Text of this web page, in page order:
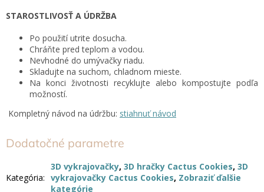
STAROSTLIVOSŤ A ÚDRŽBA
Po použití utrite dosucha.
Chráňte pred teplom a vodou.
Nevhodné do umývačky riadu.
Skladujte na suchom, chladnom mieste.
Na konci životnosti recyklujte alebo kompostujte podľa
možností.
Kompletný návod na údržbu: stiahnuť návod
Dodatočné parametre
Kategória:
3D vykrajovačky, 3D hračky Cactus Cookies, 3D
vykrajovačky Cactus Cookies, Zobraziť ďalšie
kategórie